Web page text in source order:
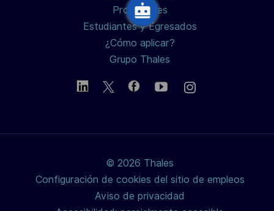
/
X
Profesiones
Estudiantes y Egresados
¿Cómo aplicar?
Grupo Thales
© 2026 Thales
Configuración de cookies del sitio de empleos
Aviso de privacidad